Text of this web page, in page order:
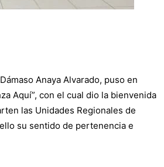
Anaya Alvarado, puso en
Aquí”, con el cual dio la bienvenida
las Unidades Regionales de
su sentido de pertenencia e